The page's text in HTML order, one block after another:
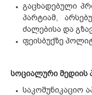
გაცხადებული
პარტიამ,
ძალებისა და
ფეისბუქზე
სოციალური მედიის
საკომუნიკაციო